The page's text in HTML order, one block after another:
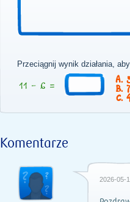
Przeciągnij wynik działania,
Komentarze
2026-05-